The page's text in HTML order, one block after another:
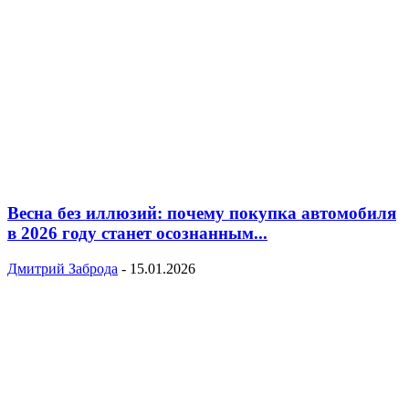
Весна без иллюзий: почему покупка автомобиля
в 2026 году станет осознанным...
Дмитрий Заброда - 15.01.2026